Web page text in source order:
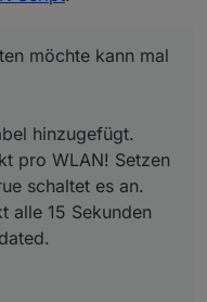
geupdated.
möchte kann mal
hinzugefügt.
pro WLAN! Setzen
schaltet es an.
alle 15 Sekunden